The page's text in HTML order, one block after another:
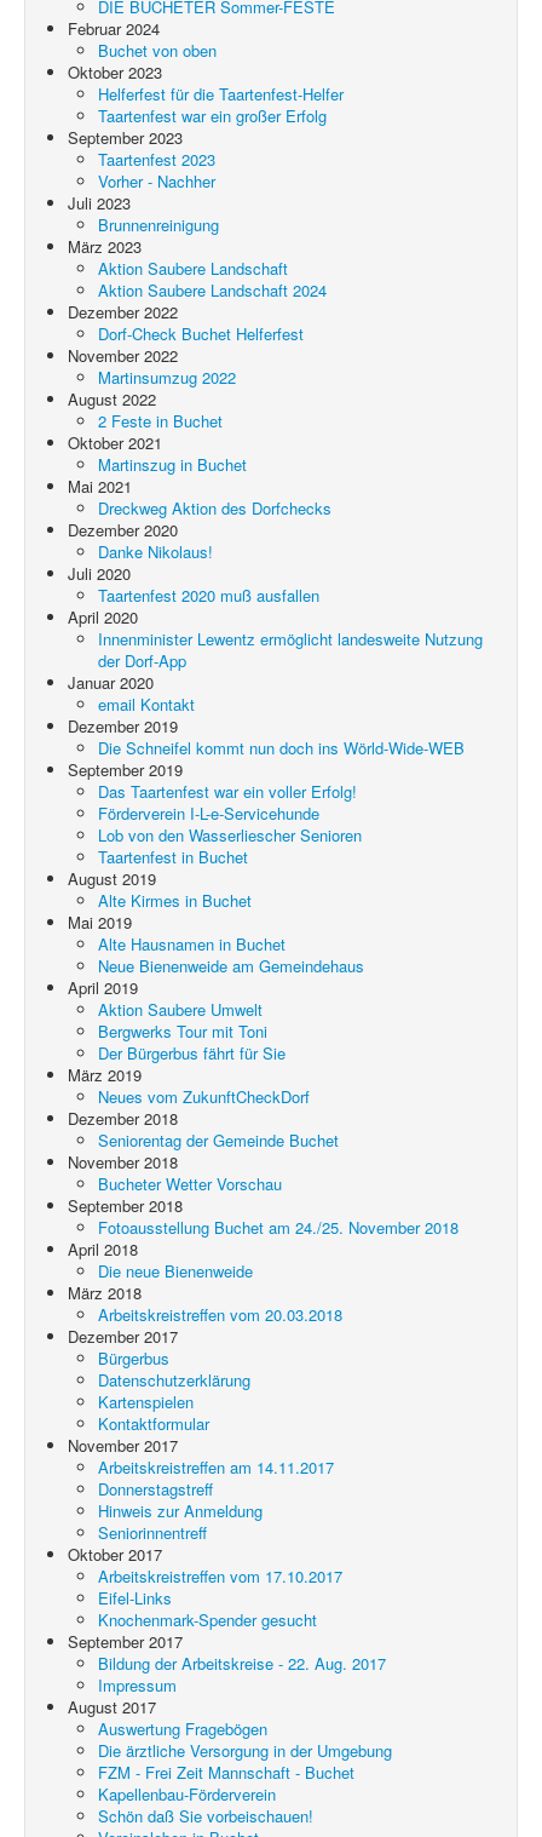
DIE BUCHETER Sommer-FESTE
Februar 2024
Buchet von oben
Oktober 2023
Helferfest für die Taartenfest-Helfer
Taartenfest war ein großer Erfolg
September 2023
Taartenfest 2023
Vorher - Nachher
Juli 2023
Brunnenreinigung
März 2023
Aktion Saubere Landschaft
Aktion Saubere Landschaft 2024
Dezember 2022
Dorf-Check Buchet Helferfest
November 2022
Martinsumzug 2022
August 2022
2 Feste in Buchet
Oktober 2021
Martinszug in Buchet
Mai 2021
Dreckweg Aktion des Dorfchecks
Dezember 2020
Danke Nikolaus!
Juli 2020
Taartenfest 2020 muß ausfallen
April 2020
Innenminister Lewentz ermöglicht landesweite Nutzung
der Dorf-App
Januar 2020
email Kontakt
Dezember 2019
Die Schneifel kommt nun doch ins Wörld-Wide-WEB
September 2019
Das Taartenfest war ein voller Erfolg!
Förderverein I-L-e-Servicehunde
Lob von den Wasserliescher Senioren
Taartenfest in Buchet
August 2019
Alte Kirmes in Buchet
Mai 2019
Alte Hausnamen in Buchet
Neue Bienenweide am Gemeindehaus
April 2019
Aktion Saubere Umwelt
Bergwerks Tour mit Toni
Der Bürgerbus fährt für Sie
März 2019
Neues vom ZukunftCheckDorf
Dezember 2018
Seniorentag der Gemeinde Buchet
November 2018
Bucheter Wetter Vorschau
September 2018
Fotoausstellung Buchet am 24./25. November 2018
April 2018
Die neue Bienenweide
März 2018
Arbeitskreistreffen vom 20.03.2018
Dezember 2017
Bürgerbus
Datenschutzerklärung
Kartenspielen
Kontaktformular
November 2017
Arbeitskreistreffen am 14.11.2017
Donnerstagstreff
Hinweis zur Anmeldung
Seniorinnentreff
Oktober 2017
Arbeitskreistreffen vom 17.10.2017
Eifel-Links
Knochenmark-Spender gesucht
September 2017
Bildung der Arbeitskreise - 22. Aug. 2017
Impressum
August 2017
Auswertung Fragebögen
Die ärztliche Versorgung in der Umgebung
FZM - Frei Zeit Mannschaft - Buchet
Kapellenbau-Förderverein
Schön daß Sie vorbeischauen!